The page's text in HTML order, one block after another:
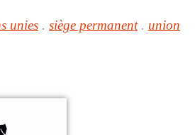
unies . siège permanent. union